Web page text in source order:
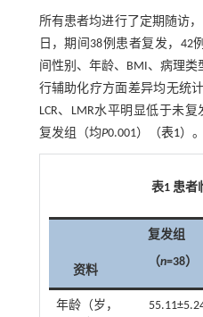
所有患者均进行了定期随访
日，期间38例患者复发，42
间性别、年龄、BMI、病理
行辅助化疗方面差异均无统
LCR、LMR水平明显低于未
复发组（均P0.001）（表1）。
表1 患者
资料
复发组
（n=38）
年龄（岁，